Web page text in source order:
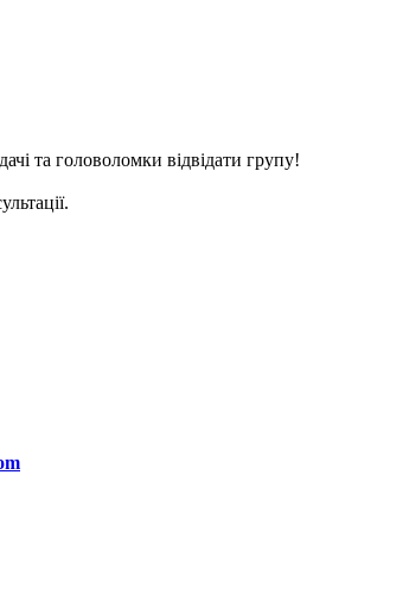
та головоломки відвідати групу!